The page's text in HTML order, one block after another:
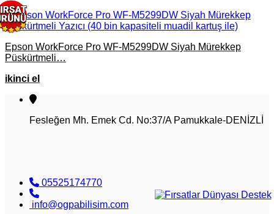
Epson WorkForce Pro WF-M5299DW Siyah Mürekkep
Püskürtmeli…
ikinci el
Fesleğen Mh. Emek Cd. No:37/A Pamukkale-DENİZLİ
05525174770
info@ogpabilisim.com